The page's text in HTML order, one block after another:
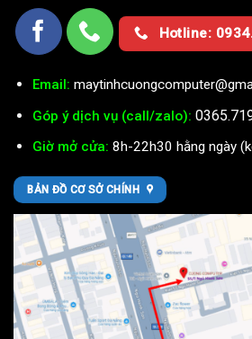
Hotline:
Email:
Góp ý dịch vụ (call/zalo):
Giờ mở cửa: 8h-22h30 hằng ngày
BẢN ĐỒ CƠ SỞ CHÍNH